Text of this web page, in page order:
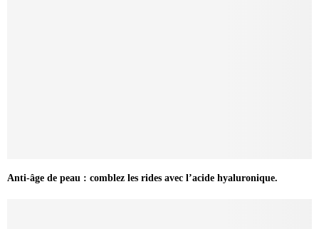
Anti-âge de peau : comblez les rides avec l’acide hyaluronique.